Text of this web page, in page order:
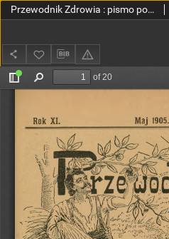
Przewodnik Zdrowia : pismo poświęcone pielęgnowaniu zdrowia i sposobowi życia według praw i wskazówek przyrody, R.XI, Nr 5, (1905)